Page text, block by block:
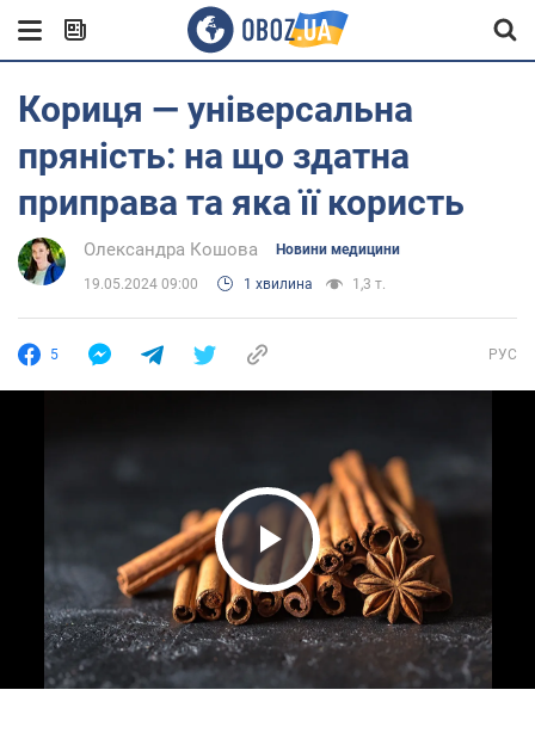
Кориця — універсальна
пряність: на що здатна
приправа та яка її користь
Олександра Кошова Новини медицини
19.05.2024 09:00 1 хвилина 1,3 т.
5 РУС
Play Video